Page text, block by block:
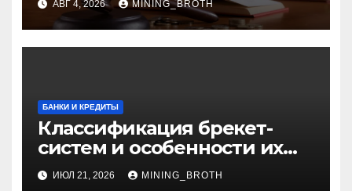
АВГ 4, 2026 MINING_BROTH
БАНКИ И КРЕДИТЫ
Классификация брекет-
систем и особенности их
установки
ИЮЛ 21, 2026 MINING_BROTH